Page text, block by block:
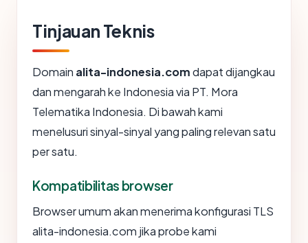
Tinjauan Teknis
Domain alita-indonesia.comdapat dijangkau
dan mengarah ke Indonesia via PT. Mora
Telematika Indonesia. Di bawah kami
menelusuri sinyal-sinyal yang paling relevan satu
per satu.
Kompatibilitas browser
Browser umum akan menerima konfigurasi TLS
alita-indonesia.com jika probe kami